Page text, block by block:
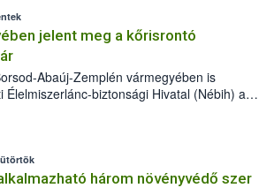
jelent meg a kőrisrontó
Abaúj-Zemplén vármegyében is
Élelmiszerlánc-biztonsági Hivatal (Nébih) a
(Agrilus planipennis) jelenlétét. A
találták meg, de már fertőzött
emellett az intézkedéseket a szlovák
a terjedés megállítása érdekében.
három növényvédő szer